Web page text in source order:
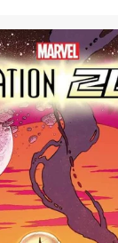
Rizzo in vista
Inoltre torna in
Spider-Man